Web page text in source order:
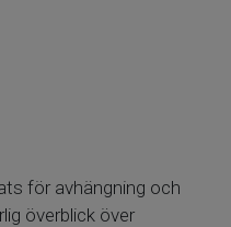
för avhängning och
överblick över